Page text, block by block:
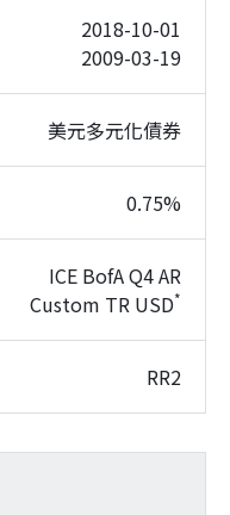
2018-10-01
2009-03-19
美元多元化債券
0.75%
ICE BofA Q4 AR
Custom TR USD*
RR2